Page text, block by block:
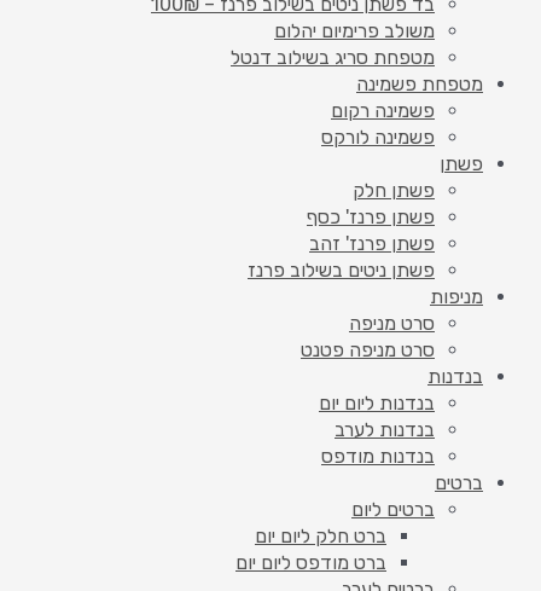
משולב פרימיום יהלום
מטפחת סריג בשילוב דנטל
מטפחת פשמינה
פשמינה רקום
פשמינה לורקס
פשתן
פשתן חלק
פשתן פרנז' כסף
פשתן פרנז' זהב
פשתן ניטים בשילוב פרנז
מניפות
סרט מניפה
סרט מניפה פטנט
בנדנות
בנדנות ליום יום
בנדנות לערב
בנדנות מודפס
ברטים
ברטים ליום
ברט חלק ליום יום
ברט מודפס ליום יום